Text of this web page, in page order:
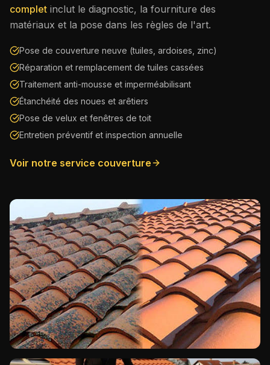
complet inclut le diagnostic, la fourniture des
matériaux et la pose dans les règles de l'art.
Pose de couverture neuve (tuiles, ardoises, zinc)
Réparation et remplacement de tuiles cassées
Traitement anti-mousse et imperméabilisant
Étanchéité des noues et arêtiers
Pose de velux et fenêtres de toit
Entretien préventif et inspection annuelle
Voir notre service couverture